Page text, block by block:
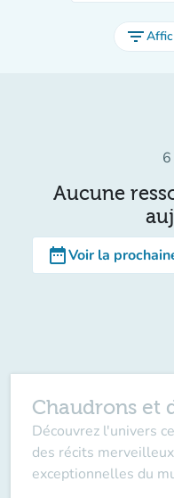
filter_list
6
Aucune
date_rangeVoir la
Chaudrons et
Découvrez l'univers
des récits
exceptionnelles du